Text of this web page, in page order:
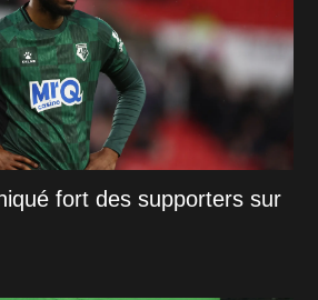
fort des supporters sur